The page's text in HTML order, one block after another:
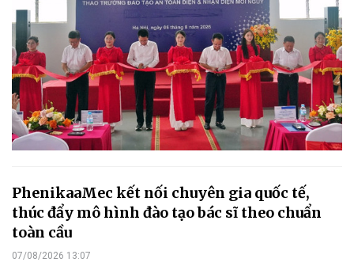
PhenikaaMec kết nối chuyên gia quốc tế,
thúc đẩy mô hình đào tạo bác sĩ theo chuẩn
toàn cầu
07/08/2026 13:07